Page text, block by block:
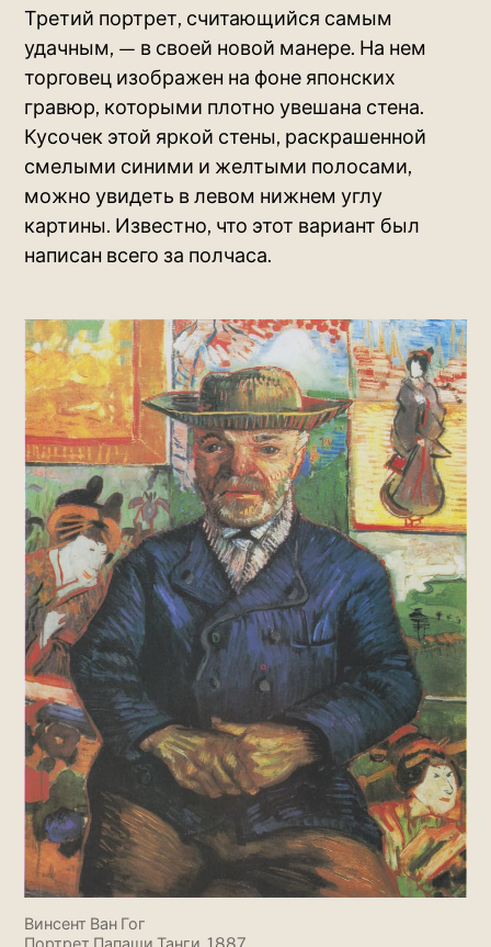
Третий портрет, считающийся самым
удачным, — в своей новой манере. На нем
торговец изображен на фоне японских
гравюр, которыми плотно увешана стена.
Кусочек этой яркой стены, раскрашенной
смелыми синими и желтыми полосами,
можно увидеть в левом нижнем углу
картины. Известно, что этот вариант был
написан всего за полчаса.
Винсент Ван Гог